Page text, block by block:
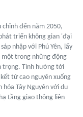
chỉnh đến năm 2050,
triển không gian 'đại
nhập với Phú Yên, lấy
một trong những động
trọng. Tỉnh hướng tới
từ cao nguyên xuống
hóa Tây Nguyên với du
tầng giao thông liên